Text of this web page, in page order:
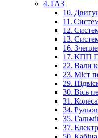
4. ГАЗ
10.
11.
12.
13.
16.
17. КПП
22. Вали
23. Міст
29.
30. Вісь
31.
34.
35.
37.
50.